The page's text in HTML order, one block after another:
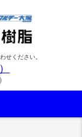
せください。